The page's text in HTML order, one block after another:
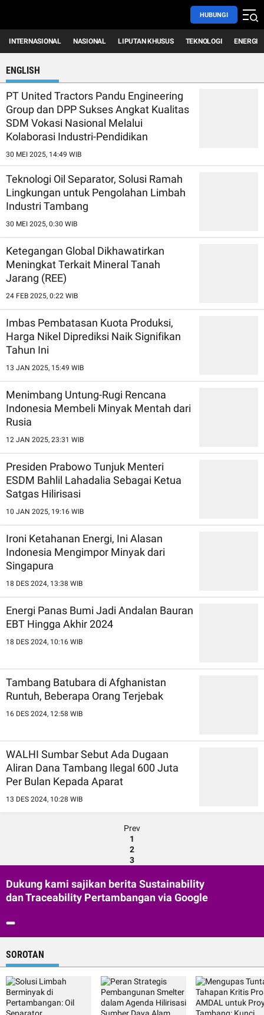
HUBUNGI
INTERNASIONAL NASIONAL LIPUTAN KHUSUS TEKNOLOGI ENERGI
ENGLISH
PT United Tractors Pandu Engineering
Group dan DPP Sukses Angkat Kualitas
SDM Vokasi Nasional Melalui
Kolaborasi Industri-Pendidikan
30 MEI 2025, 14:49 WIB
Teknologi Oil Separator, Solusi Ramah
Lingkungan untuk Pengolahan Limbah
Industri Tambang
30 MEI 2025, 0:30 WIB
Ketegangan Global Dikhawatirkan
Meningkat Terkait Mineral Tanah
Jarang (REE)
24 FEB 2025, 0:22 WIB
Imbas Pembatasan Kuota Produksi,
Harga Nikel Diprediksi Naik Signifikan
Tahun Ini
13 JAN 2025, 15:49 WIB
Menimbang Untung-Rugi Rencana
Indonesia Membeli Minyak Mentah dari
Rusia
12 JAN 2025, 23:31 WIB
Presiden Prabowo Tunjuk Menteri
ESDM Bahlil Lahadalia Sebagai Ketua
Satgas Hilirisasi
10 JAN 2025, 19:16 WIB
Ironi Ketahanan Energi, Ini Alasan
Indonesia Mengimpor Minyak dari
Singapura
18 DES 2024, 13:38 WIB
Energi Panas Bumi Jadi Andalan Bauran
EBT Hingga Akhir 2024
18 DES 2024, 10:16 WIB
Tambang Batubara di Afghanistan
Runtuh, Beberapa Orang Terjebak
16 DES 2024, 12:58 WIB
WALHI Sumbar Sebut Ada Dugaan
Aliran Dana Tambang Ilegal 600 Juta
Per Bulan Kepada Aparat
13 DES 2024, 10:28 WIB
Prev
1
2
3
Dukung kami sajikan berita Sustainability
dan Traceability Pertambangan via Google
SOROTAN